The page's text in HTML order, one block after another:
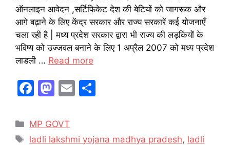
ऑनलाइन आवेदन ,सर्टिफिकेट देश की बेटियों को जागरूक और
आगे बढ़ाने के लिए केंद्र सरकार और राज्य सरकारें कई योजनाएँ
चला रही है | मध्य प्रदेश सरकार द्वारा भी राज्य की लड़कियों के
भविष्य को उज्जवल बनाने के लिए 1 अप्रैल 2007 को मध्य प्रदेश
लाडली … Read more
F
c
e
M
st
o
E
l
e
Categories
MP GOVT
Tags
ladli lakshmi yojana madhya pradesh, ladli